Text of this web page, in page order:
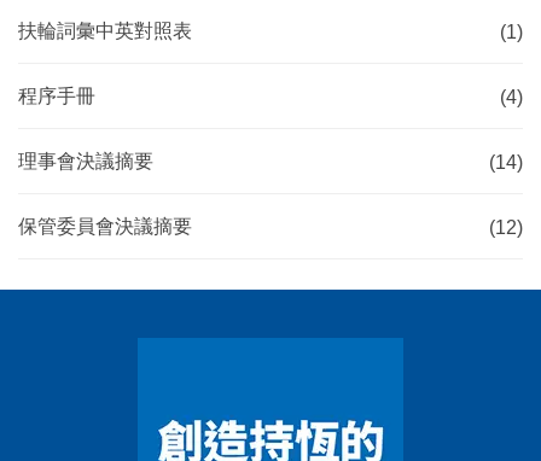
扶輪詞彙中英對照表 (1)
程序手冊 (4)
理事會決議摘要 (14)
保管委員會決議摘要 (12)